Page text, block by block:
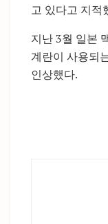
고 있다고 지적
지난 3월 일본
계란이 사용되
인상했다.